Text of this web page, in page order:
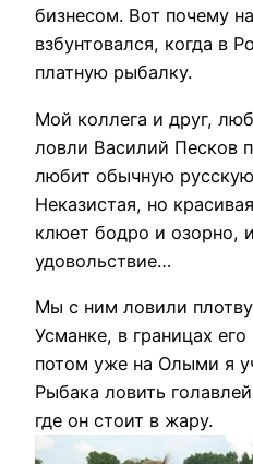
бизнесом. Вот почему
взбунтовался, когда в
платную рыбалку.
Мой коллега и друг,
ловли Василий Песков
любит обычную
Неказистая, но
клюет бодро и озорно,
удовольствие…
Мы с ним ловили плотву
Усманке, в границах
потом уже на Олыми я
Рыбака ловить
где он стоит в жару.